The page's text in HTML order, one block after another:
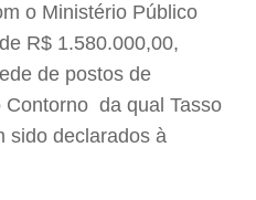
o Ministério Público
R$ 1.580.000,00,
de postos de
 da qual Tasso
sido declarados à